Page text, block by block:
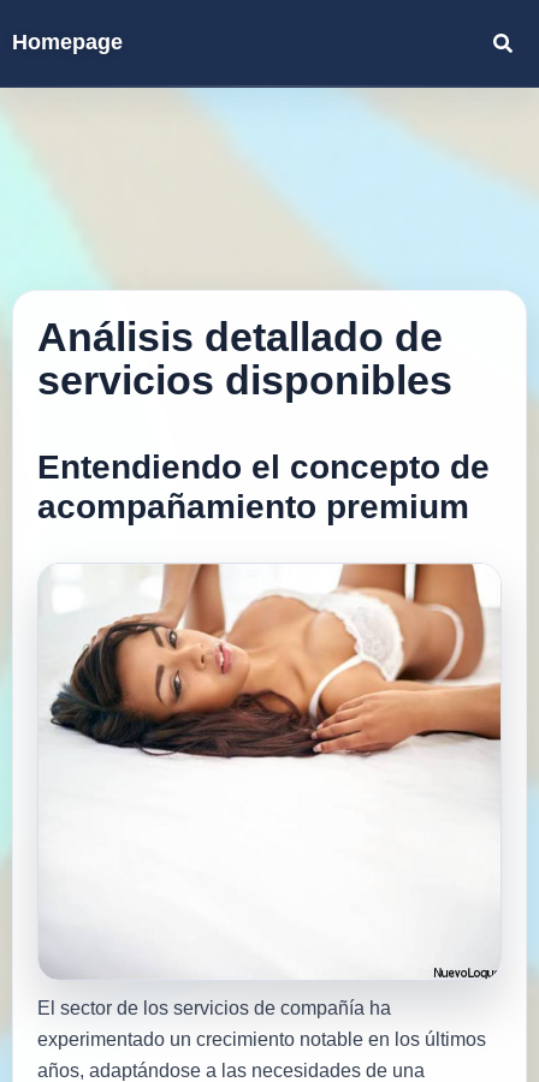
Homepage
Análisis detallado de
servicios disponibles
Entendiendo el concepto de
acompañamiento premium
El sector de los servicios de compañía ha
experimentado un crecimiento notable en los últimos
años, adaptándose a las necesidades de una